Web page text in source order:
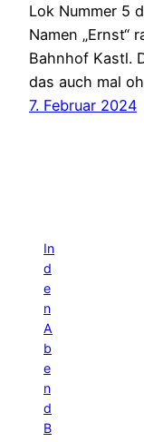
Lok Nummer 5
Namen „Ernst“
Bahnhof Kastl.
das auch mal
7. Februar 2024
In
d
e
n
A
b
e
n
d
B